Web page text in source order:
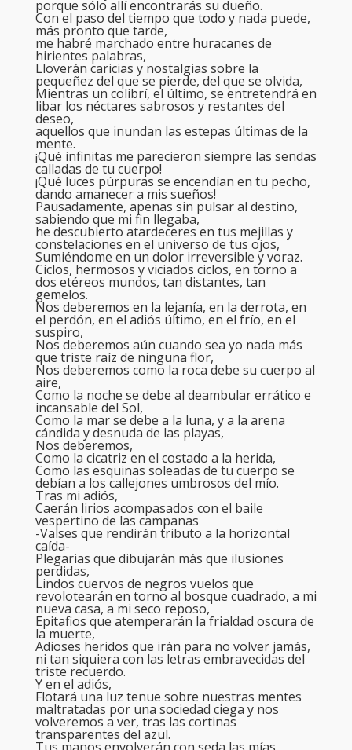
porque sólo allí encontrarás su dueño.
Con el paso del tiempo que todo y nada puede,
más pronto que tarde,
me habré marchado entre huracanes de
hirientes palabras,
Lloverán caricias y nostalgias sobre la
pequeñez del que se pierde, del que se olvida,
Mientras un colibrí, el último, se entretendrá en
libar los néctares sabrosos y restantes del
deseo,
aquellos que inundan las estepas últimas de la
mente.
¡Qué infinitas me parecieron siempre las sendas
calladas de tu cuerpo!
¡Qué luces púrpuras se encendían en tu pecho,
dando amanecer a mis sueños!
Pausadamente, apenas sin pulsar al destino,
sabiendo que mi fin llegaba,
he descubierto atardeceres en tus mejillas y
constelaciones en el universo de tus ojos,
Sumiéndome en un dolor irreversible y voraz.
Ciclos, hermosos y viciados ciclos, en torno a
dos etéreos mundos, tan distantes, tan
gemelos.
Nos deberemos en la lejanía, en la derrota, en
el perdón, en el adiós último, en el frío, en el
suspiro,
Nos deberemos aún cuando sea yo nada más
que triste raíz de ninguna flor,
Nos deberemos como la roca debe su cuerpo al
aire,
Como la noche se debe al deambular errático e
incansable del Sol,
Como la mar se debe a la luna, y a la arena
cándida y desnuda de las playas,
Nos deberemos,
Como la cicatriz en el costado a la herida,
Como las esquinas soleadas de tu cuerpo se
debían a los callejones umbrosos del mío.
Tras mi adiós,
Caerán lirios acompasados con el baile
vespertino de las campanas
-Valses que rendirán tributo a la horizontal
caída-
Plegarias que dibujarán más que ilusiones
perdidas,
Lindos cuervos de negros vuelos que
revolotearán en torno al bosque cuadrado, a mi
nueva casa, a mi seco reposo,
Epitafios que atemperarán la frialdad oscura de
la muerte,
Adioses heridos que irán para no volver jamás,
ni tan siquiera con las letras embravecidas del
triste recuerdo.
Y en el adiós,
Flotará una luz tenue sobre nuestras mentes
maltratadas por una sociedad ciega y nos
volveremos a ver, tras las cortinas
transparentes del azul.